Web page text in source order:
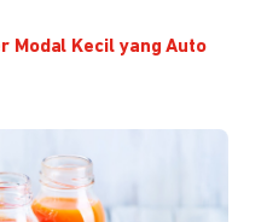
Modal Kecil yang Auto